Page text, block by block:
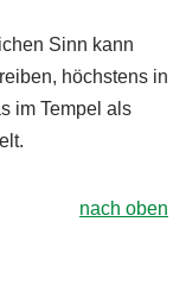
Sinn kann
höchstens in
im Tempel als
nach oben